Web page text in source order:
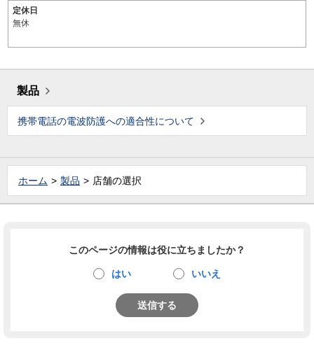
定休日
無休
製品
携帯電話の電波防護への適合性について
ホーム 製品 店舗の選択
このページの情報は役に立ちましたか？
はい いいえ
送信する